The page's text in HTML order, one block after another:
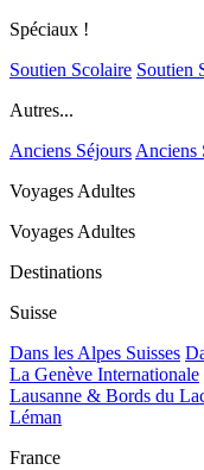
Spéciaux !
Soutien Scolaire Soutien
Autres...
Anciens Séjours Anciens
Voyages Adultes
Voyages Adultes
Destinations
Suisse
Dans les Alpes Suisses
La Genève Internationale
Lausanne & Bords du
Léman
France